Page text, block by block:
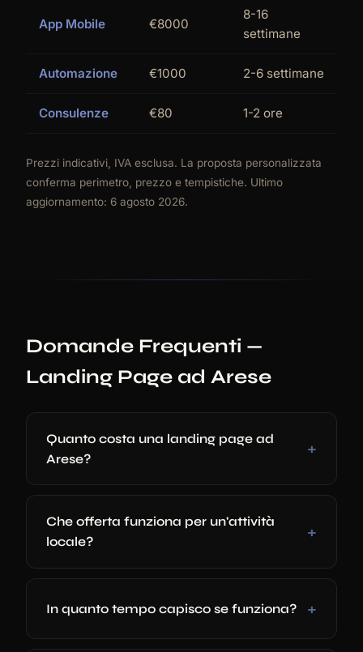
App Mobile €8000
8-16
settimane
Automazione €1000 2-6 settimane
Consulenze €80 1-2 ore
Prezzi indicativi, IVA esclusa. La proposta personalizzata
conferma perimetro, prezzo e tempistiche. Ultimo
aggiornamento: 6 agosto 2026.
Domande Frequenti —
Landing Page ad Arese
Quanto costa una landing page ad
Arese?
Che offerta funziona per un'attività
locale?
In quanto tempo capisco se funziona?